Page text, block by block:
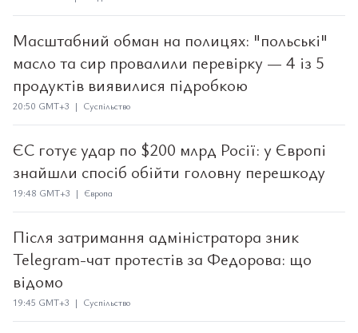
Масштабний обман на полицях: "польські"
масло та сир провалили перевірку — 4 із 5
продуктів виявилися підробкою
20:50 GMT+3 | Суспільство
ЄС готує удар по $200 млрд Росії: у Європі
знайшли спосіб обійти головну перешкоду
19:48 GMT+3 | Європа
Після затримання адміністратора зник
Telegram-чат протестів за Федорова: що
відомо
19:45 GMT+3 | Суспільство